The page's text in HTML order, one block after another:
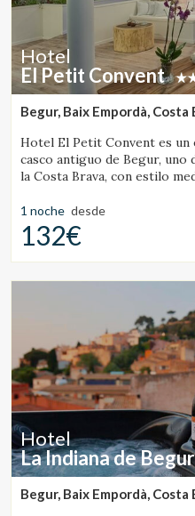
Hotel
El Petit Convent
Begur, Baix Empordà, Costa
Hotel El Petit Convent es
casco antiguo de Begur, uno
la Costa Brava, con estilo
1 noche desde
132€
Hotel
La Indiana de Begur
Begur, Baix Empordà, Costa